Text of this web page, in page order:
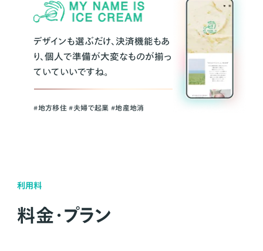
デザインも選ぶだけ、決済機能もあ
り、個人で準備が大変なものが揃っ
ていていいですね。
#地方移住 #夫婦で起業 #地産地消
利用料
料金・プラン